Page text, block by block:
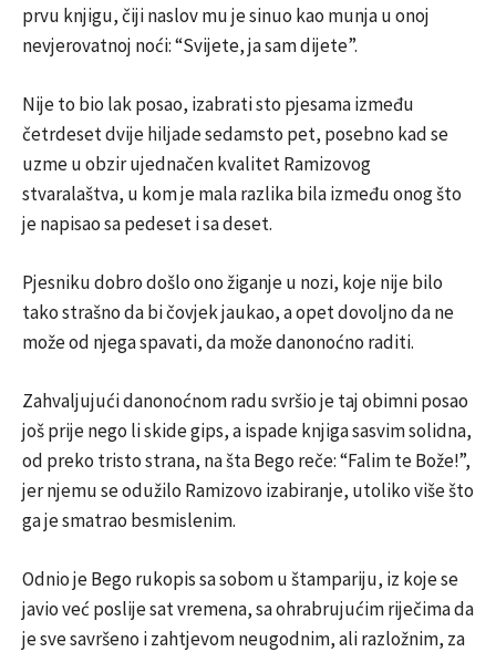
prvu knjigu, čiji naslov mu je sinuo kao munja u onoj
nevjerovatnoj noći: “Svijete, ja sam dijete”.
Nije to bio lak posao, izabrati sto pjesama između
četrdeset dvije hiljade sedamsto pet, posebno kad se
uzme u obzir ujednačen kvalitet Ramizovog
stvaralaštva, u kom je mala razlika bila između onog što
je napisao sa pedeset i sa deset.
Pjesniku dobro došlo ono žiganje u nozi, koje nije bilo
tako strašno da bi čovjek jaukao, a opet dovoljno da ne
može od njega spavati, da može danonoćno raditi.
Zahvaljujući danonoćnom radu svršio je taj obimni posao
još prije nego li skide gips, a ispade knjiga sasvim solidna,
od preko tristo strana, na šta Bego reče: “Falim te Bože!”,
jer njemu se odužilo Ramizovo izabiranje, utoliko više što
ga je smatrao besmislenim.
Odnio je Bego rukopis sa sobom u štampariju, iz koje se
javio već poslije sat vremena, sa ohrabrujućim riječima da
je sve savršeno i zahtjevom neugodnim, ali razložnim, za